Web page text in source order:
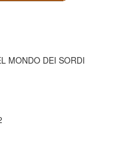
MONDO DEI SORDI